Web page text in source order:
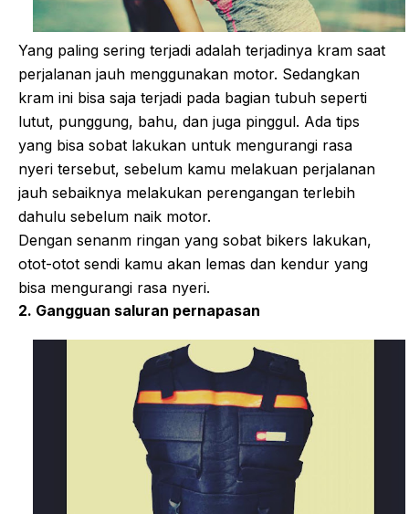
Yang paling sering terjadi adalah terjadinya kram saat
perjalanan jauh menggunakan motor. Sedangkan
kram ini bisa saja terjadi pada bagian tubuh seperti
lutut, punggung, bahu, dan juga pinggul. Ada tips
yang bisa sobat lakukan untuk mengurangi rasa
nyeri tersebut, sebelum kamu melakuan perjalanan
jauh sebaiknya melakukan perengangan terlebih
dahulu sebelum naik motor.
Dengan senanm ringan yang sobat bikers lakukan,
otot-otot sendi kamu akan lemas dan kendur yang
bisa mengurangi rasa nyeri.
2. Gangguan saluran pernapasan